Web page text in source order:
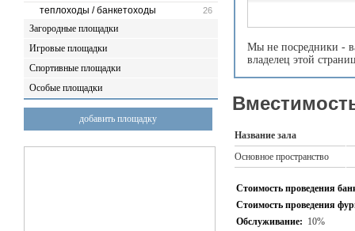
26
теплоходы / банкетоходы
Загородные площадки
Игровые площадки
Спортивные площадки
Особые площадки
добавить площадку
Мы не посредники -
владелец этой
Название зала
Основное пространство
Стоимость проведения
Стоимость проведения
Обслуживание: 10%